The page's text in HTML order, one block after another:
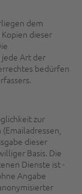
dem
dieser
Art der
bedürfen
zur
dieser
Basis. Die
Dienste ist -
Angabe